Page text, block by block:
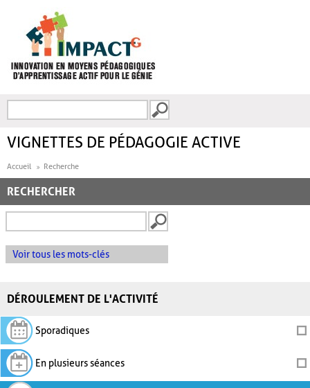
FORMULAIRE DE
VIGNETTES DE PÉDAGOGIE ACTIVE
Accueil Recherche
RECHERCHER
Voir tous les mots-clés
DÉROULEMENT DE L'ACTIVITÉ
Sporadiques
En plusieurs séances